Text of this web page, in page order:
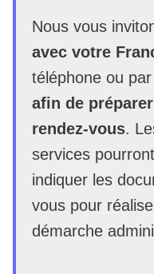
Nous vous
avec votre
téléphone ou
afin de
rendez-vous.
services
indiquer les
vous pour
démarche